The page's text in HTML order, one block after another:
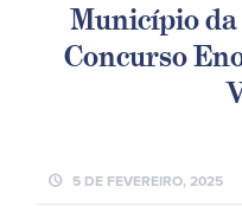
Município
Concurso
schedule 5 DE FEVEREIRO, 2025